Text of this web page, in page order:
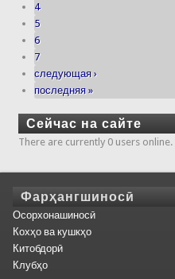
4
5
6
7
следующая ›
последняя »
Сейчас на сайте
There are currently 0 users online.
Фарҳангшиносӣ
Осорхонашиносӣ
Кохҳо ва кушкҳо
Китобдорӣ
Клубҳо